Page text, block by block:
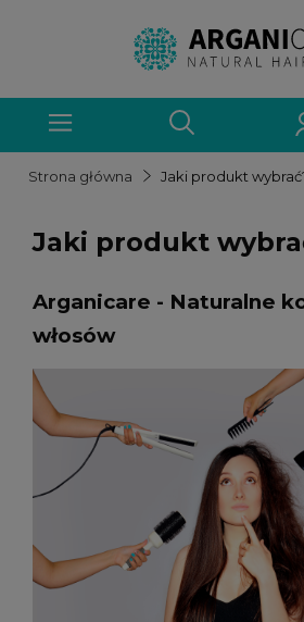
Strona główna Jaki produkt
Jaki produkt
Arganicare - Naturalne
włosów